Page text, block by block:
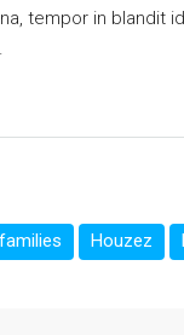
tempor in blandit
Houzez